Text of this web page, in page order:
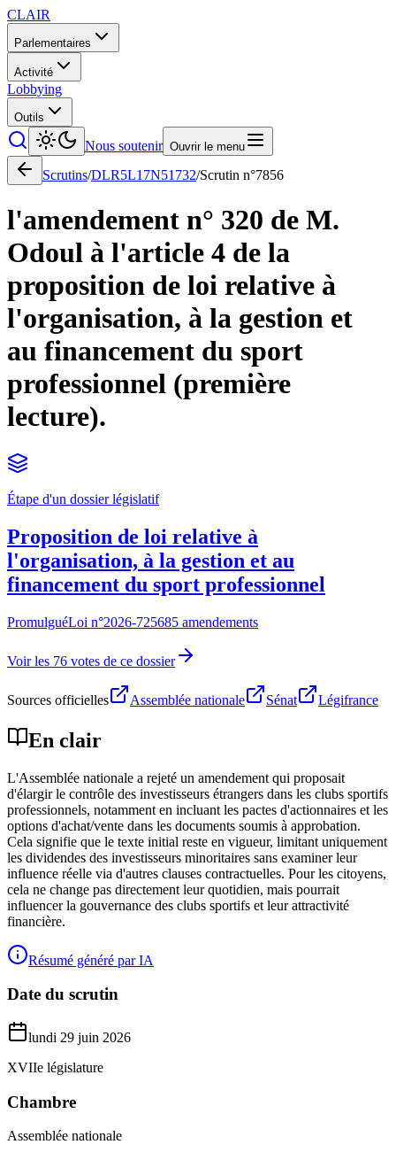
CLAIR
Parlementaires
Activité
Lobbying
Outils
Nous soutenir Ouvrir le menu
Scrutins/DLR5L17N51732/Scrutin n°7856
l'amendement n° 320 de M.
Odoul à l'article 4 de la
proposition de loi relative à
l'organisation, à la gestion et
au financement du sport
professionnel (première
lecture).
Étape d'un dossier législatif
Proposition de loi relative à
l'organisation, à la gestion et au
financement du sport professionnel
PromulguéLoi n°2026-725685 amendements
Voir les 76 votes de ce dossier
Sources officielles Assemblée nationale Sénat Légifrance
En clair
L'Assemblée nationale a rejeté un amendement qui proposait
d'élargir le contrôle des investisseurs étrangers dans les clubs sportifs
professionnels, notamment en incluant les pactes d'actionnaires et les
options d'achat/vente dans les documents soumis à approbation.
Cela signifie que le texte initial reste en vigueur, limitant uniquement
les dividendes des investisseurs minoritaires sans examiner leur
influence réelle via d'autres clauses contractuelles. Pour les citoyens,
cela ne change pas directement leur quotidien, mais pourrait
influencer la gouvernance des clubs sportifs et leur attractivité
financière.
Résumé généré par IA
Date du scrutin
lundi 29 juin 2026
XVIIe législature
Chambre
Assemblée nationale